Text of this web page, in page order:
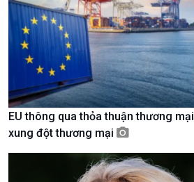
EU thông qua thỏa thuận thương
xung đột thương mại